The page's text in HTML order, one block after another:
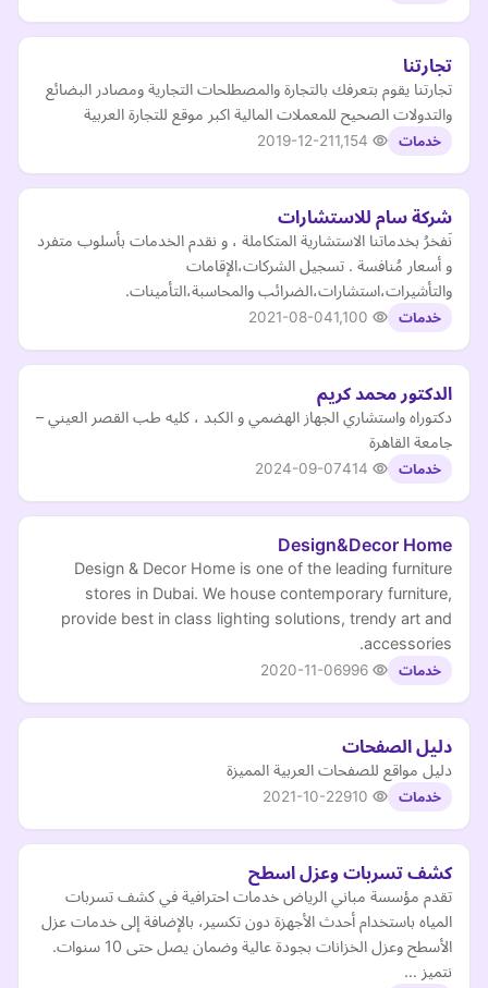
تجارتنا
تجارتنا يقوم بتعرفك بالتجارة والمصطلحات التجارية ومصادر البضائع
والتدولات الصحيح للمعملات المالية اكبر موقع للتجارة العربية
خدمات 2019-12-21
شركة سام للاستشارات
نَفخرُ بخدماتنا الاستشارية المتكاملة ، و نقدم الخدمات بأسلوب متفرد
و أسعار مُنافسة . تسجيل الشركات،الإقامات
والتأشيرات،استشارات،الضرائب والمحاسبة،التأمينات.
خدمات 2021-08-04
الدكتور محمد كريم
دكتوراه واستشاري الجهاز الهضمي و الكبد ، كليه طب القصر العيني –
جامعة القاهرة
خدمات 2024-09-07
Design&Decor Home
Design & Decor Home is one of the leading furniture
stores in Dubai. We house contemporary furniture,
provide best in class lighting solutions, trendy art and
accessories.
خدمات 2020-11-06
دليل الصفحات
دليل مواقع للصفحات العربية المميزة
خدمات 2021-10-22
كشف تسربات وعزل اسطح
تقدم مؤسسة مباني الرياض خدمات احترافية في كشف تسربات
المياه باستخدام أحدث الأجهزة دون تكسير، بالإضافة إلى خدمات عزل
الأسطح وعزل الخزانات بجودة عالية وضمان يصل حتى 10 سنوات.
نتميز …